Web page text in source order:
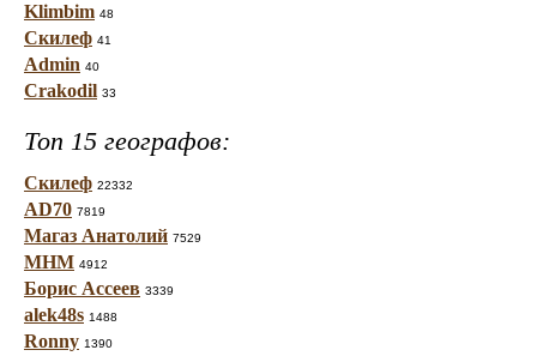
Klimbim 48
Скилеф 41
Admin 40
Crakodil 33
Топ 15 географов:
Скилеф 22332
AD70 7819
Магаз Анатолий 7529
МНМ 4912
Борис Ассеев 3339
alek48s 1488
Ronny 1390